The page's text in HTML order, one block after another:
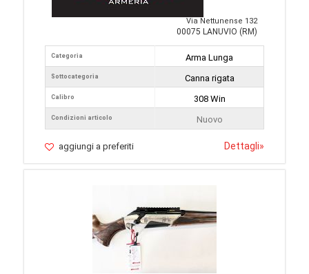
Via Nettunense 132
00075 LANUVIO (RM)
Categoria
Sottocategoria
Calibro
Condizioni articolo
Arma Lunga
Canna rigata
308 Win
Nuovo
aggiungi a preferiti Dettagli»